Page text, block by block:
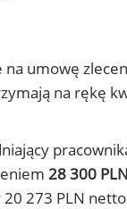
umowę
na rękę
28 300
20 273 PLN